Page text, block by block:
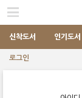
신착도서 인기도서
로그인